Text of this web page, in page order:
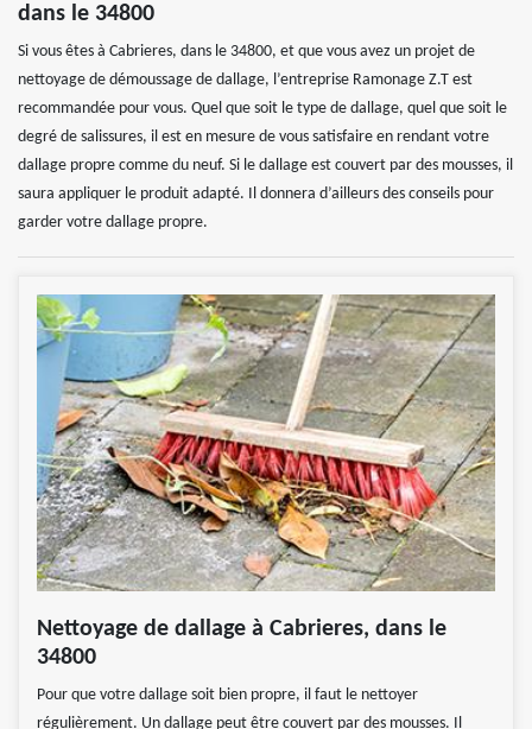
dans le 34800
Si vous êtes à Cabrieres, dans le 34800, et que vous avez un projet de
nettoyage de démoussage de dallage, l’entreprise Ramonage Z.T est
recommandée pour vous. Quel que soit le type de dallage, quel que soit le
degré de salissures, il est en mesure de vous satisfaire en rendant votre
dallage propre comme du neuf. Si le dallage est couvert par des mousses, il
saura appliquer le produit adapté. Il donnera d’ailleurs des conseils pour
garder votre dallage propre.
Nettoyage de dallage à Cabrieres, dans le
34800
Pour que votre dallage soit bien propre, il faut le nettoyer
régulièrement. Un dallage peut être couvert par des mousses. Il